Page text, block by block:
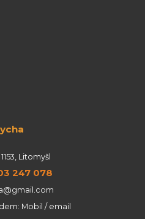
Litomyšl
247 078
Mobil / email